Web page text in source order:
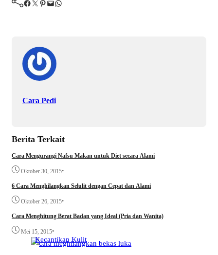
Facebook Twitter Pinterest Mail WhatsApp
Cara Pedi
Berita Terkait
Cara Mengurangi Nafsu Makan untuk Diet secara Alami
Oktober 30, 2015•
6 Cara Menghilangkan Selulit dengan Cepat dan Alami
Oktober 26, 2015•
Cara Menghitung Berat Badan yang Ideal (Pria dan Wanita)
Mei 15, 2015•
KecantikanKulit